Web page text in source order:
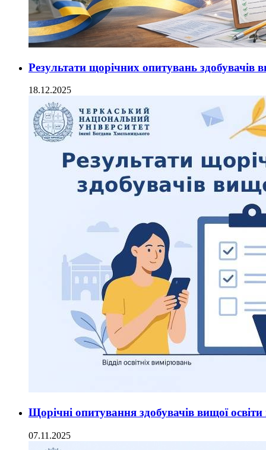
Результати щорічних опитувань здобувачів
18.12.2025
Щорічні опитування здобувачів вищої
07.11.2025